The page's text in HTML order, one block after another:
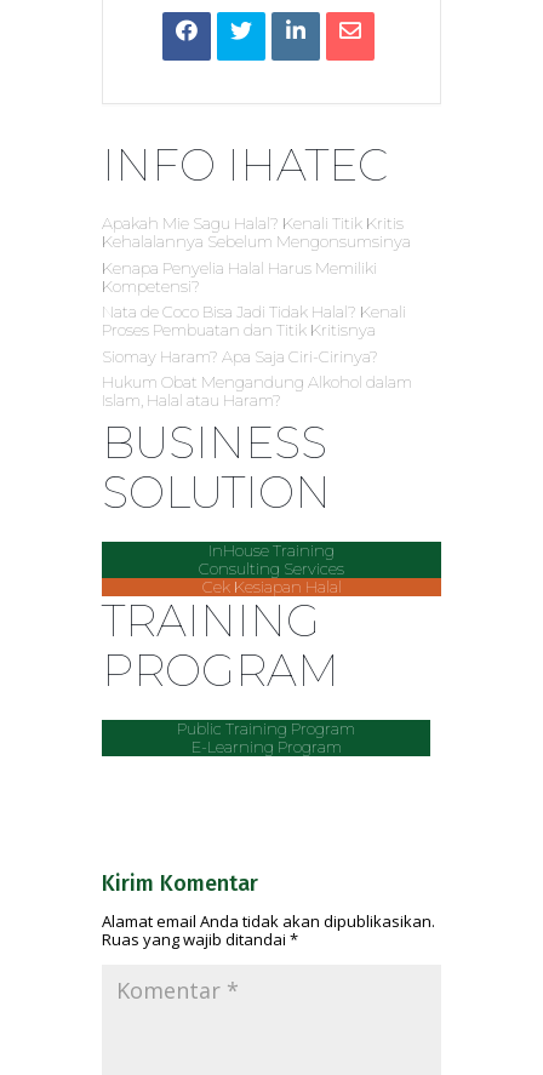
INFO IHATEC
Apakah Mie Sagu Halal? Kenali Titik Kritis
Kehalalannya Sebelum Mengonsumsinya
Kenapa Penyelia Halal Harus Memiliki
Kompetensi?
Nata de Coco Bisa Jadi Tidak Halal? Kenali
Proses Pembuatan dan Titik Kritisnya
Siomay Haram? Apa Saja Ciri-Cirinya?
Hukum Obat Mengandung Alkohol dalam
Islam, Halal atau Haram?
BUSINESS
SOLUTION
InHouse Training
Consulting Services
Cek Kesiapan Halal
TRAINING
PROGRAM
Public Training Program
E-Learning Program
Kirim Komentar
Alamat email Anda tidak akan dipublikasikan.
Ruas yang wajib ditandai *